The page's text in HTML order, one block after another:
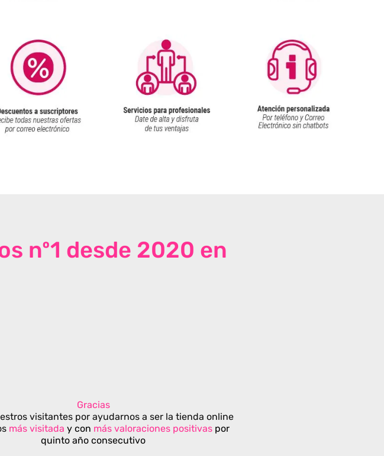
nº1 desde 2020 en
Gracias
visitantes por ayudarnos a ser la tienda online
más visitada y con más valoraciones positivas por
quinto año consecutivo